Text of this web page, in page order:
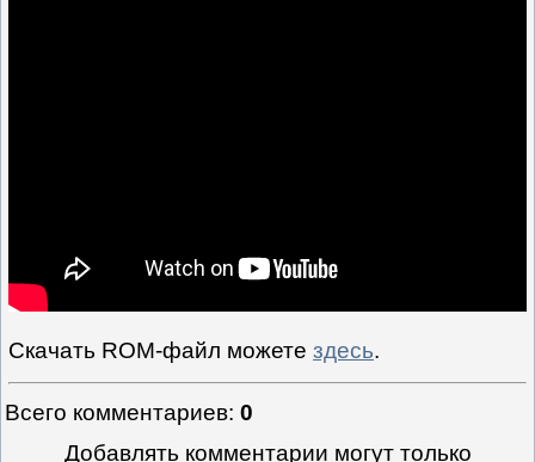
Скачать ROM-файл можете здесь.
Всего комментариев: 0
Добавлять комментарии могут только